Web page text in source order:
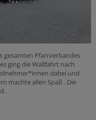
gesamten Pfarrverbandes
ging die Wallfahrt nach
dabei und
machte allen Spaß . Die